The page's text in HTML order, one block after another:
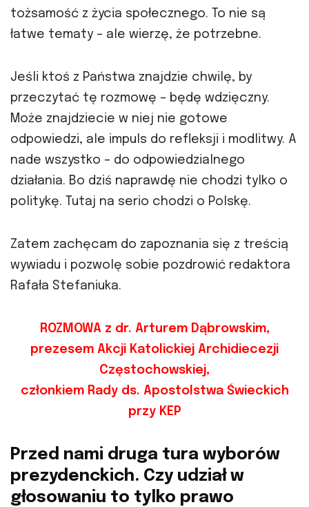
tożsamość z życia społecznego. To nie są
łatwe tematy – ale wierzę, że potrzebne.
Jeśli ktoś z Państwa znajdzie chwilę, by
przeczytać tę rozmowę – będę wdzięczny.
Może znajdziecie w niej nie gotowe
odpowiedzi, ale impuls do refleksji i modlitwy. A
nade wszystko – do odpowiedzialnego
działania. Bo dziś naprawdę nie chodzi tylko o
politykę. Tutaj na serio chodzi o Polskę.
Zatem zachęcam do zapoznania się z treścią
wywiadu i pozwolę sobie pozdrowić redaktora
Rafała Stefaniuka.
ROZMOWA z dr. Arturem Dąbrowskim,
prezesem Akcji Katolickiej Archidiecezji
Częstochowskiej,
członkiem Rady ds. Apostolstwa Świeckich
przy KEP
Przed nami druga tura wyborów
prezydenckich. Czy udział w
głosowaniu to tylko prawo